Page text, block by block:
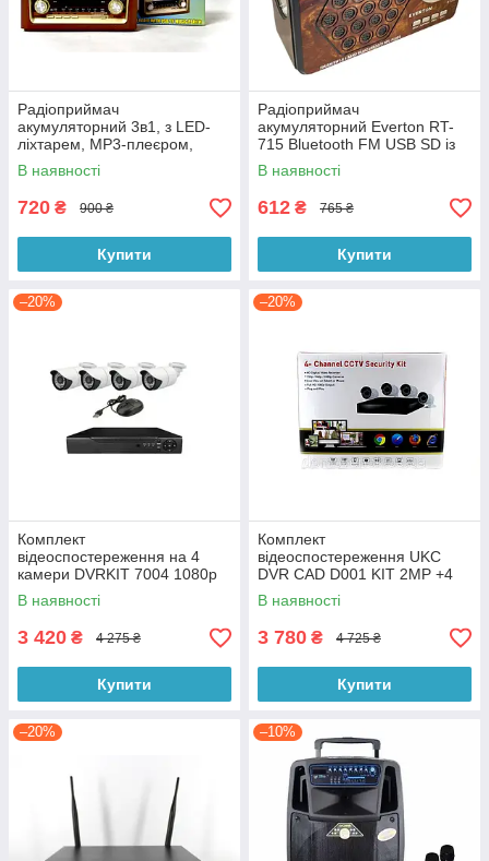
Радіоприймач
акумуляторний 3в1, з LED-
ліхтарем, МР3-плеєром,
Bluetooth, TF та USB,
FM/SW/AM, Everton RT-321
В наявності
720 ₴ 900 ₴
Купити
Радіоприймач
акумуляторний Everton RT-
715 Bluetooth FM USB SD із
ліхтариком
В наявності
612 ₴ 765 ₴
Купити
–20%
Комплект
відеоспостереження на 4
камери DVRKIT 7004 1080p
В наявності
3 420 ₴ 4 275 ₴
Купити
–20%
Комплект
відеоспостереження UKC
DVR CAD D001 KIT 2MP +4
камери
В наявності
3 780 ₴ 4 725 ₴
Купити
–20% –10%